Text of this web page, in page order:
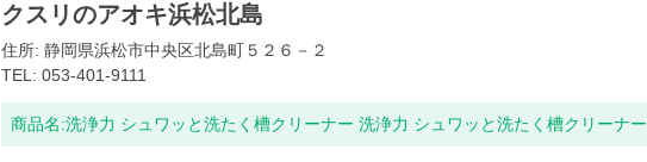
クスリのアオキ浜松北島
住所: 静岡県浜松市中央区北島町５２６－２
TEL: 053-401-9111
商品名:洗浄力 シュワッと洗たく槽クリーナー 洗浄力 シュワッと洗たく槽クリーナー